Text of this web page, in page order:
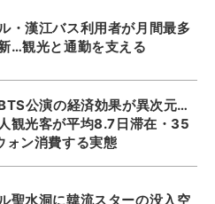
・漢江バス利用者が月間最多
…観光と通勤を支える
公演の経済効果が異次元…
観光客が平均8.7日滞在・35
ォン消費する実態
聖水洞に韓流スターの没入空